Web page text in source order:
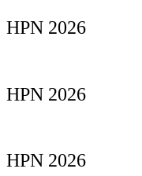
HPN 2026
HPN 2026
HPN 2026